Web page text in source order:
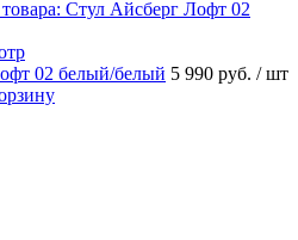
02 белый/белый 5 990 руб. / шт